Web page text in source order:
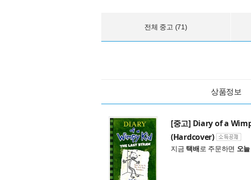
전체 중고 (71)
상품정보
[중고] Diary of a
(Hardcover)
지금 택배로 주문하면 오늘